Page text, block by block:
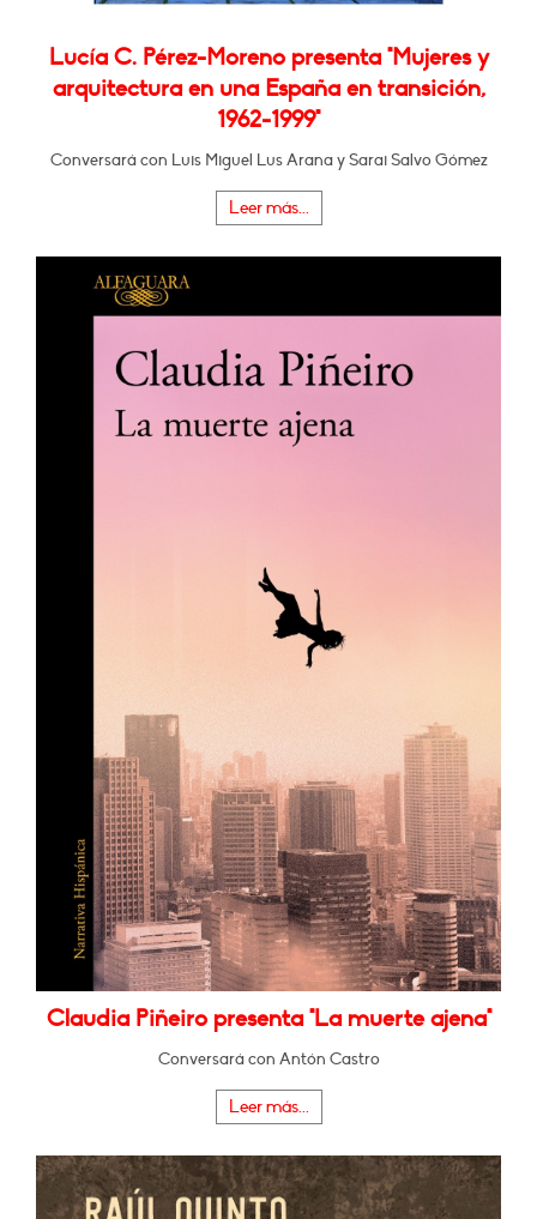
Lucía C. Pérez-Moreno presenta "Mujeres y
arquitectura en una España en transición,
1962-1999"
Conversará con Luis Miguel Lus Arana y Sarai Salvo Gómez
Leer más...
Claudia Piñeiro presenta "La muerte ajena"
Conversará con Antón Castro
Leer más...